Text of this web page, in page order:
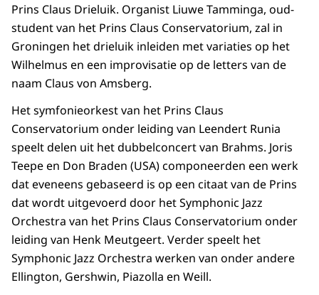
Prins Claus Drieluik. Organist Liuwe Tamminga, oud-
student van het Prins Claus Conservatorium, zal in
Groningen het drieluik inleiden met variaties op het
Wilhelmus en een improvisatie op de letters van de
naam Claus von Amsberg.
Het symfonieorkest van het Prins Claus
Conservatorium onder leiding van Leendert Runia
speelt delen uit het dubbelconcert van Brahms. Joris
Teepe en Don Braden (USA) componeerden een werk
dat eveneens gebaseerd is op een citaat van de Prins
dat wordt uitgevoerd door het Symphonic Jazz
Orchestra van het Prins Claus Conservatorium onder
leiding van Henk Meutgeert. Verder speelt het
Symphonic Jazz Orchestra werken van onder andere
Ellington, Gershwin, Piazolla en Weill.